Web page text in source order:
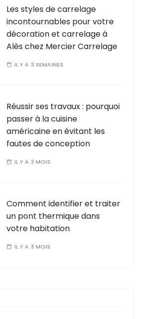
Les styles de carrelage
incontournables pour votre
décoration et carrelage à
Alès chez Mercier Carrelage
IL Y A 3 SEMAINES
Réussir ses travaux : pourquoi
passer à la cuisine
américaine en évitant les
fautes de conception
IL Y A 3 MOIS
Comment identifier et traiter
un pont thermique dans
votre habitation
IL Y A 3 MOIS